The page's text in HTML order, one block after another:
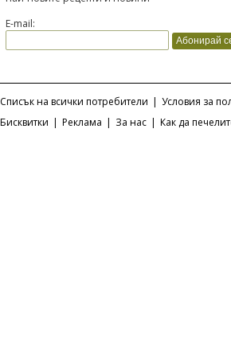
E-mail:
Списък на всички потребители | Условия за
Бисквитки | Реклама | За нас | Как да